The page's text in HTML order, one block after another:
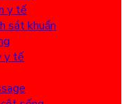
y tế
sát khuẩn
y tế